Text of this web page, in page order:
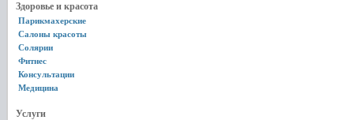
Здоровье и красота
Парикмахерские
Салоны красоты
Солярии
Фитнес
Консультации
Медицина
Услуги